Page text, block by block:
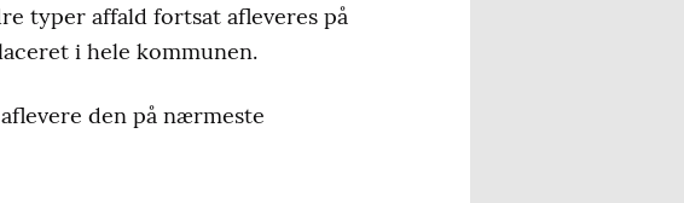
typer affald fortsat afleveres på
i hele kommunen.
den på nærmeste